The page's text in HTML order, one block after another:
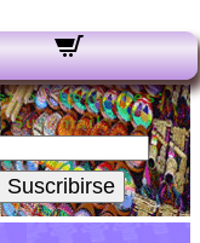
boletines:
Su Email:
Suscribirse